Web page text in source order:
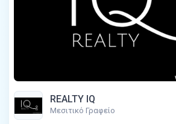
REALTY IQ
Μεσιτικό Γραφείο